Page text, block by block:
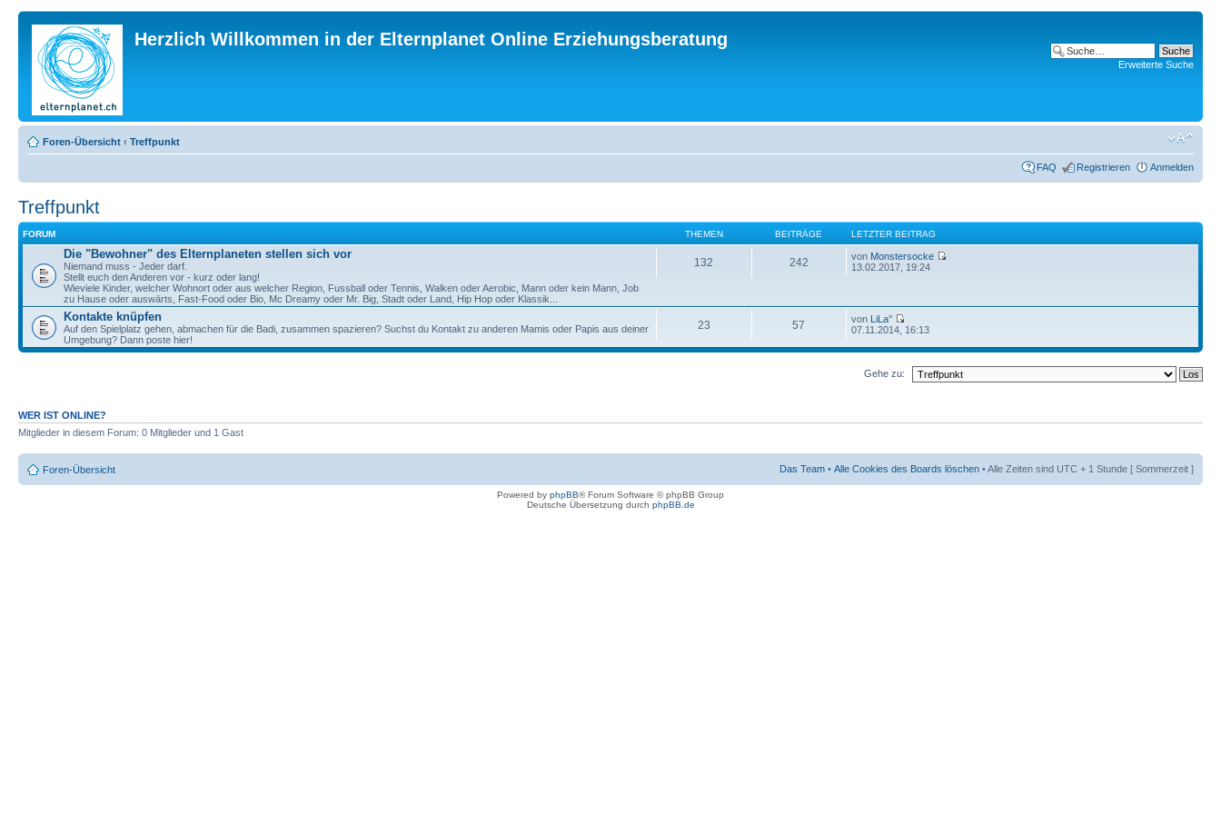
Herzlich Willkommen in der Elternplanet Online Erziehungsberatung
Erweiterte Suche
Foren-Übersicht ‹ Treffpunkt
FAQ Registrieren Anmelden
Treffpunkt
FORUM THEMEN BEITRÄGE LETZTER BEITRAG
Die "Bewohner" des Elternplaneten stellen sich vor
Niemand muss - Jeder darf.
Stellt euch den Anderen vor - kurz oder lang!
Wieviele Kinder, welcher Wohnort oder aus welcher Region, Fussball oder Tennis, Walken oder Aerobic, Mann oder kein Mann, Job
zu Hause oder auswärts, Fast-Food oder Bio, Mc Dreamy oder Mr. Big, Stadt oder Land, Hip Hop oder Klassik...
132 242 von Monstersocke
13.02.2017, 19:24
Kontakte knüpfen
Auf den Spielplatz gehen, abmachen für die Badi, zusammen spazieren? Suchst du Kontakt zu anderen Mamis oder Papis aus deiner
Umgebung? Dann poste hier!
23 57 von LiLa°
07.11.2014, 16:13
Gehe zu:
WER IST ONLINE?
Mitglieder in diesem Forum: 0 Mitglieder und 1 Gast
Foren-Übersicht Das Team • Alle Cookies des Boards löschen • Alle Zeiten sind UTC + 1 Stunde [ Sommerzeit ]
Powered by phpBB® Forum Software © phpBB Group
Deutsche Übersetzung durch phpBB.de